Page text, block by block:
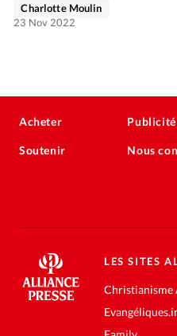
Charlotte Moulin
23 Nov 2022
Acheter
Soutenir
Publicité
Nous
LES SITES